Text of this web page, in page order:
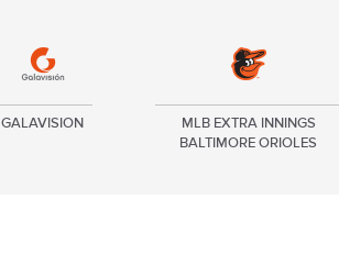
GALAVISION
MLB EXTRA INNINGS
BALTIMORE ORIOLES